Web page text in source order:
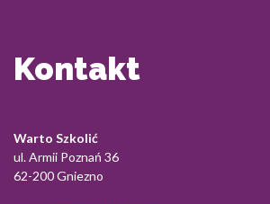
Kontakt
Warto Szkolić
ul. Armii Poznań 36
62-200 Gniezno